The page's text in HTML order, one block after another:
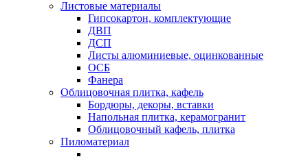
Листовые материалы
Гипсокартон, комплектующие
ДВП
ДСП
Листы алюминиевые, оцинкованные
ОСБ
Фанера
Облицовочная плитка, кафель
Бордюры, декоры, вставки
Напольная плитка, керамогранит
Облицовочный кафель, плитка
Пиломатериал